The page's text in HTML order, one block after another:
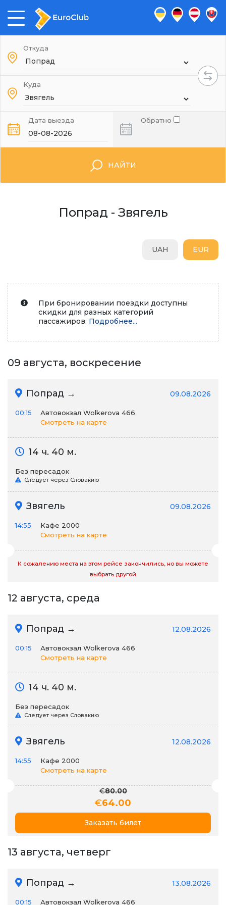
Откуда
Куда
Дата выезда Обратно
НАЙТИ
Попрад - Звягель
EUR
UAH
При бронировании поездки доступны
скидки для разных категорий
пассажиров. Подробнее...
09 августа, воскресение
Попрад → 09.08.2026
00:15
Автовокзал Wolkerova 466
Смотреть на карте
14 ч. 40 м.
Без пересадок
Следует через Словакию
Звягель 09.08.2026
14:55
Кафе 2000
Смотреть на карте
К сожалению места на этом рейсе закончились, но вы можете
выбрать другой
12 августа, среда
Попрад → 12.08.2026
00:15
Автовокзал Wolkerova 466
Смотреть на карте
14 ч. 40 м.
Без пересадок
Следует через Словакию
Звягель 12.08.2026
14:55
Кафе 2000
Смотреть на карте
€80.00
€64.00
Заказать билет
13 августа, четверг
Попрад → 13.08.2026
00:15 Автовокзал Wolkerova 466